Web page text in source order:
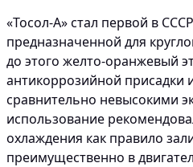
«Тосол-А» стал первой в
предназначенной для
до этого желто-оранжевый
антикоррозийной присадки
сравнительно невысокими
использование
охлаждения как правило
преимущественно в